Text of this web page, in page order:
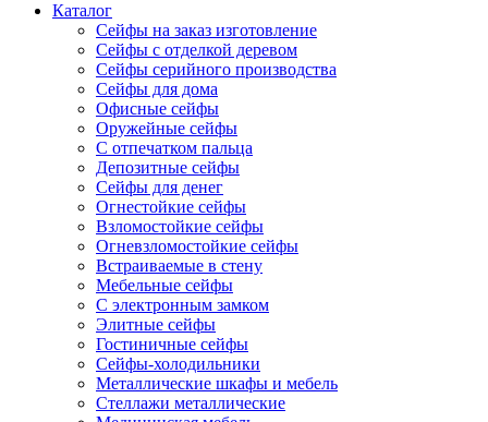
Каталог
Сейфы на заказ изготовление
Сейфы с отделкой деревом
Сейфы серийного производства
Сейфы для дома
Офисные сейфы
Оружейные сейфы
С отпечатком пальца
Депозитные сейфы
Сейфы для денег
Огнестойкие сейфы
Взломостойкие сейфы
Огневзломостойкие сейфы
Встраиваемые в стену
Мебельные сейфы
С электронным замком
Элитные сейфы
Гостиничные сейфы
Сейфы-холодильники
Металлические шкафы и мебель
Стеллажи металлические